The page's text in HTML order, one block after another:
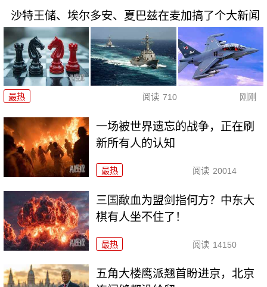
沙特王储、埃尔多安、夏巴兹在麦加搞了个大新闻
最热 阅读 710 刚刚
一场被世界遗忘的战争，正在刷
新所有人的认知
最热 阅读 20014
三国歃血为盟剑指何方？中东大
棋有人坐不住了！
最热 阅读 14150
五角大楼鹰派翘首盼进京，北京